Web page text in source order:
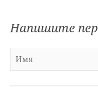
Напишите